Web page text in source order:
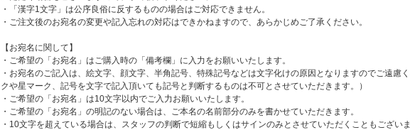
・「漢字1文字」は公序良俗に反するものの場合はご対応できません。
・ご注文後のお宛名の変更や記入忘れの対応はできかねますので、あらかじめご了承ください。
【お宛名に関して】
・ご希望の「お宛名」はご購入時の「備考欄」に入力をお願いいたします。
・お宛名のご記入は、絵文字、顔文字、半角記号、特殊記号などは文字化けの原因となりますのでご遠慮
クや星マーク、記号を文字で記入頂いても記号と判断するものは不可とさせていただきます。）
・ご希望の「お宛名」は10文字以内でご入力お願いいたします。
・ご希望の「お宛名」の明記のない場合は、ご本名の名前部分のみを書かせていただきます。
・10文字を超えている場合は、スタッフの判断で短縮もしくはサインのみとさせていただくこともござい